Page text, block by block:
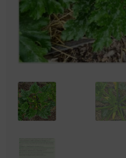
Microgreens